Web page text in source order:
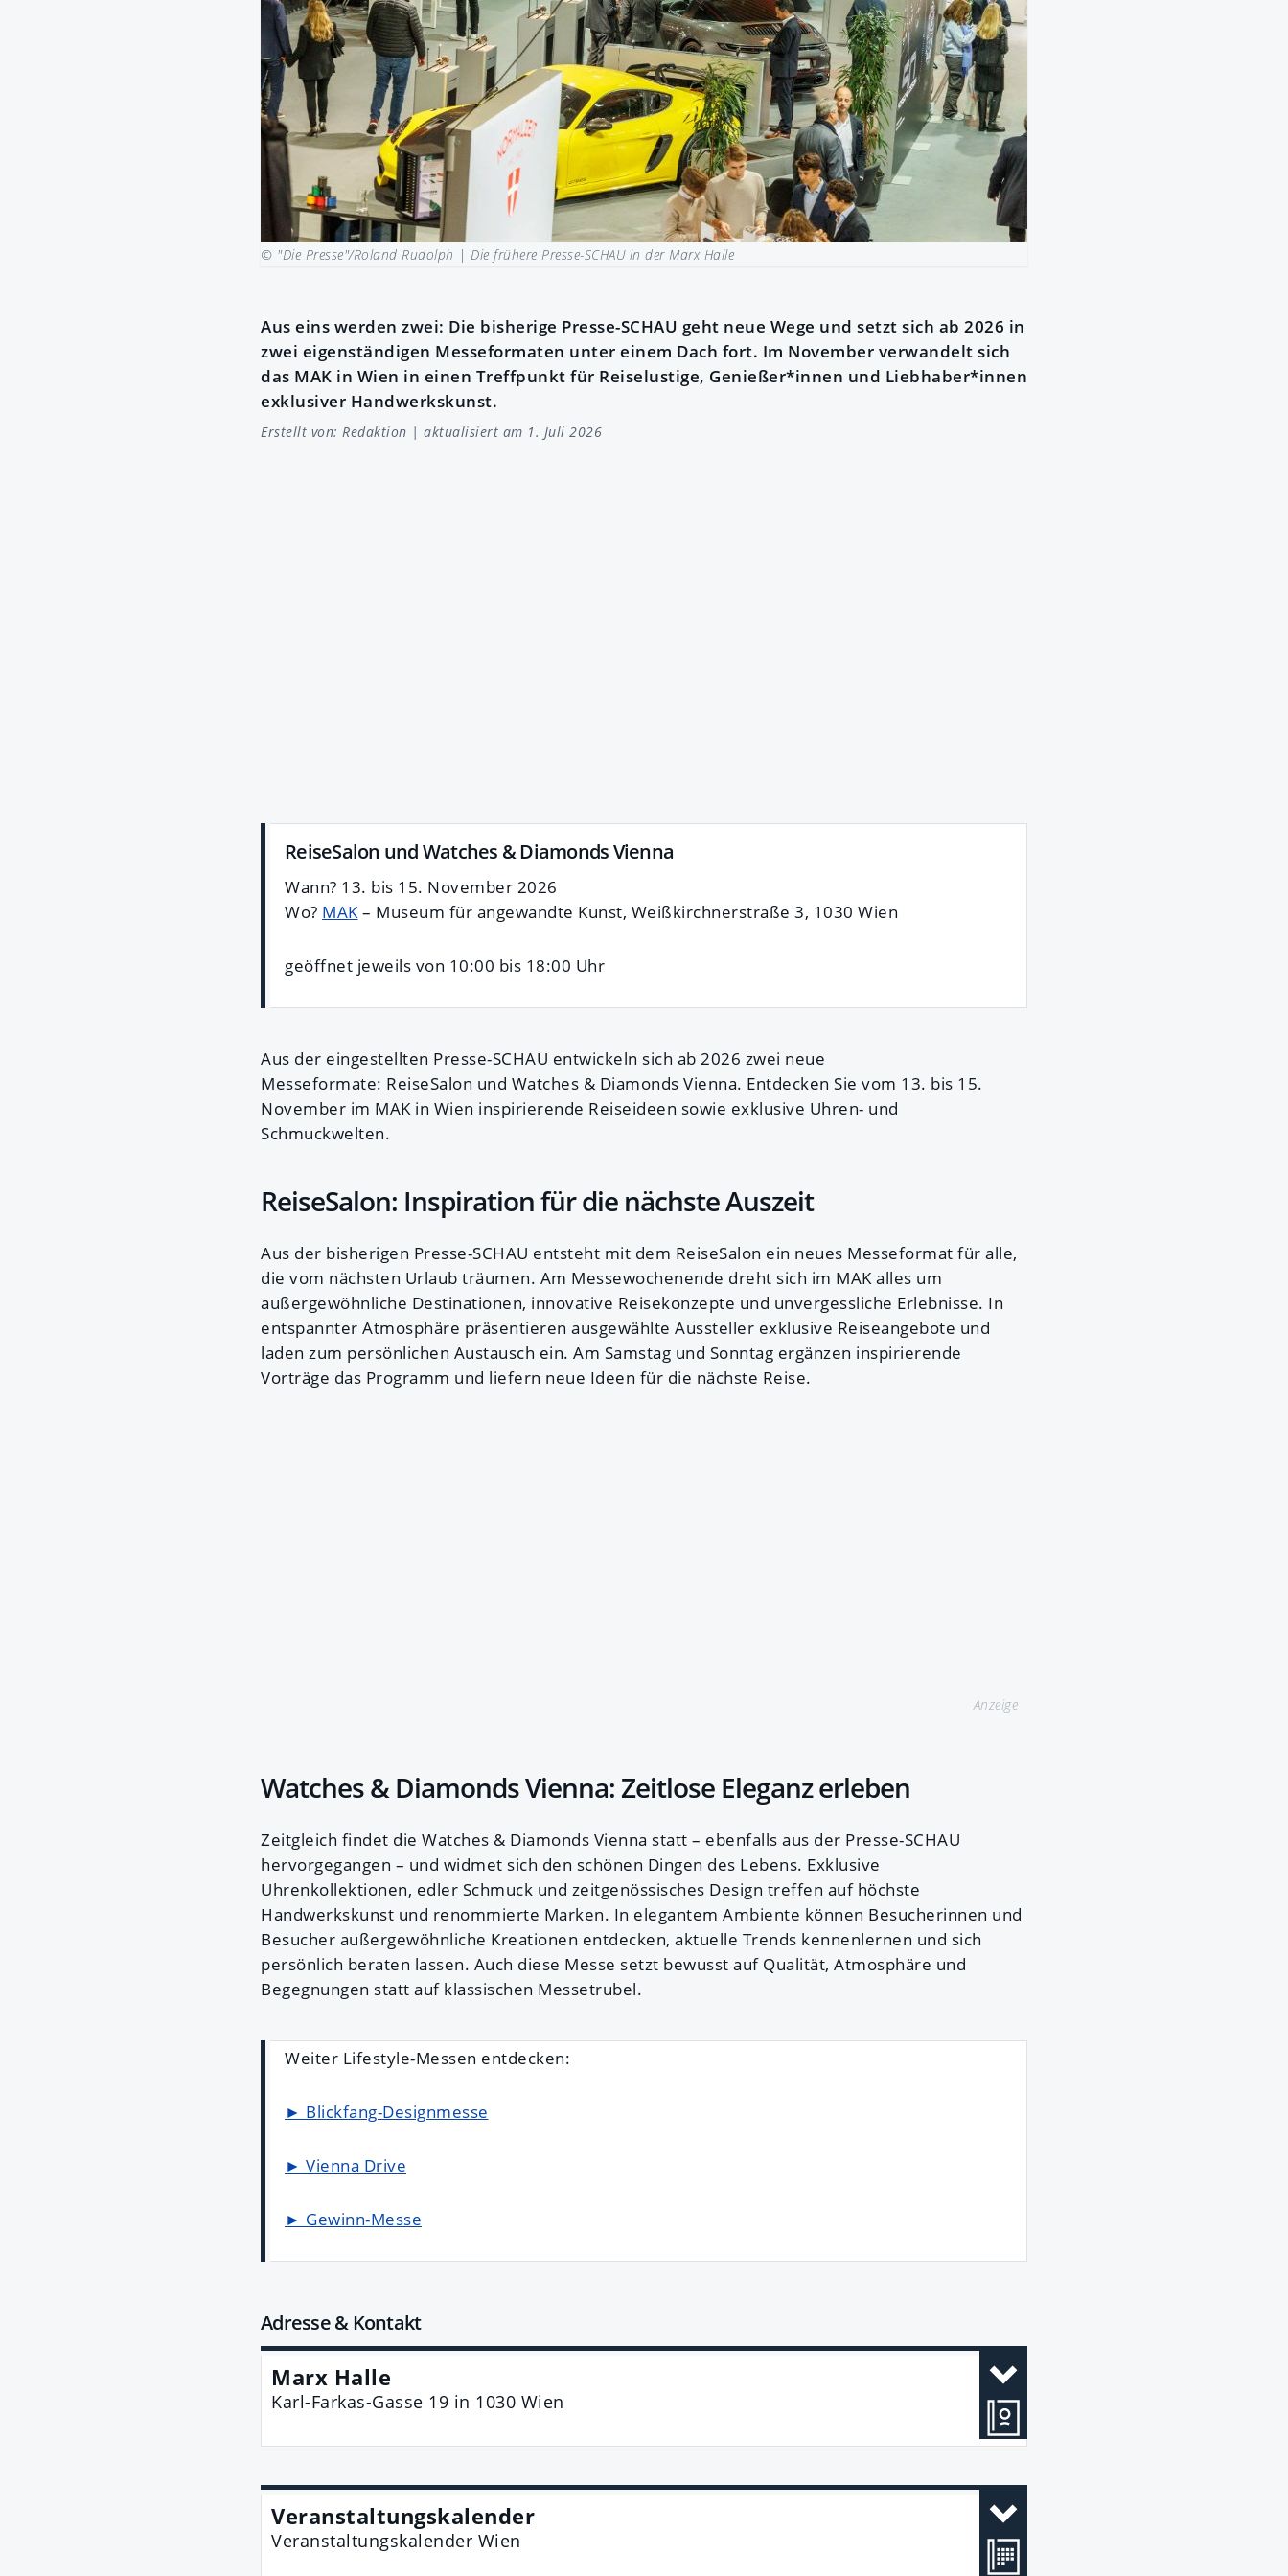
© "Die Presse"/Roland Rudolph | Die frühere Presse-SCHAU in der Marx Halle
Aus eins werden zwei: Die bisherige Presse-SCHAU geht neue Wege und setzt sich ab 2026 in
zwei eigenständigen Messeformaten unter einem Dach fort. Im November verwandelt sich
das MAK in Wien in einen Treffpunkt für Reiselustige, Genießer*innen und Liebhaber*innen
exklusiver Handwerkskunst.
Erstellt von: Redaktion | aktualisiert am 1. Juli 2026
ReiseSalon und Watches & Diamonds Vienna
Wann? 13. bis 15. November 2026
Wo? MAK– Museum für angewandte Kunst, Weißkirchnerstraße 3, 1030 Wien
geöffnet jeweils von 10:00 bis 18:00 Uhr
Aus der eingestellten Presse-SCHAU entwickeln sich ab 2026 zwei neue
Messeformate: ReiseSalon und Watches & Diamonds Vienna. Entdecken Sie vom 13. bis 15.
November im MAK in Wien inspirierende Reiseideen sowie exklusive Uhren- und
Schmuckwelten.
ReiseSalon: Inspiration für die nächste Auszeit
Aus der bisherigen Presse-SCHAU entsteht mit dem ReiseSalon ein neues Messeformat für alle,
die vom nächsten Urlaub träumen. Am Messewochenende dreht sich im MAK alles um
außergewöhnliche Destinationen, innovative Reisekonzepte und unvergessliche Erlebnisse. In
entspannter Atmosphäre präsentieren ausgewählte Aussteller exklusive Reiseangebote und
laden zum persönlichen Austausch ein. Am Samstag und Sonntag ergänzen inspirierende
Vorträge das Programm und liefern neue Ideen für die nächste Reise.
Anzeige
Watches & Diamonds Vienna: Zeitlose Eleganz erleben
Zeitgleich findet die Watches & Diamonds Vienna statt – ebenfalls aus der Presse-SCHAU
hervorgegangen – und widmet sich den schönen Dingen des Lebens. Exklusive
Uhrenkollektionen, edler Schmuck und zeitgenössisches Design treffen auf höchste
Handwerkskunst und renommierte Marken. In elegantem Ambiente können Besucherinnen und
Besucher außergewöhnliche Kreationen entdecken, aktuelle Trends kennenlernen und sich
persönlich beraten lassen. Auch diese Messe setzt bewusst auf Qualität, Atmosphäre und
Begegnungen statt auf klassischen Messetrubel.
Weiter Lifestyle-Messen entdecken:
► Blickfang-Designmesse
► Vienna Drive
► Gewinn-Messe
Adresse & Kontakt
Marx Halle
Karl-Farkas-Gasse 19 in 1030 Wien
Veranstaltungskalender
Veranstaltungskalender Wien